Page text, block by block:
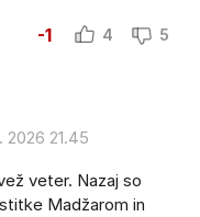
-1 4 5
2026 21.45
veter. Nazaj so
Madžarom in